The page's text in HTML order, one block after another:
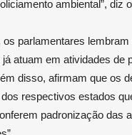
ambiental”, diz
parlamentares lembram
atuam em atividades de
disso, afirmam que os
respectivos estados
padronização das